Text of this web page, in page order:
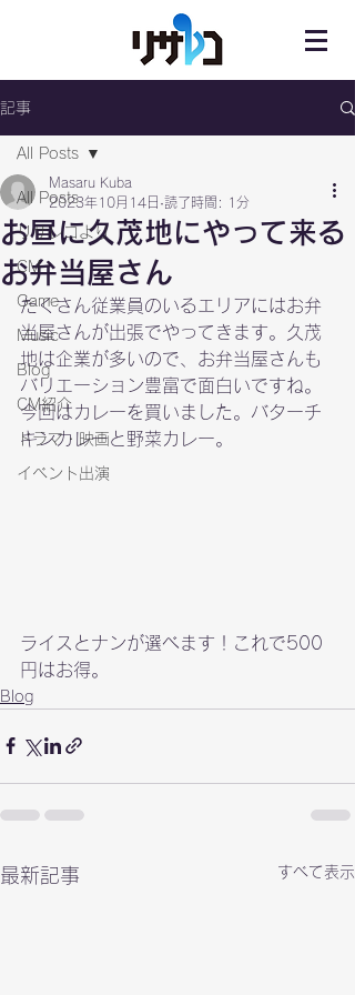
記事
All Posts
リサレコより
CM
Game
Music
Blog
CM紹介
ドラマ・映画
イベント出演
All Posts
お昼に久茂地にやって来る
お弁当屋さん
Masaru Kuba
2023年10月14日 読了時間: 1分
たくさん従業員のいるエリアにはお弁
当屋さんが出張でやってきます。久茂
地は企業が多いので、お弁当屋さんも
バリエーション豊富で面白いですね。
今回はカレーを買いました。バターチ
キンカレーと野菜カレー。
ライスとナンが選べます！これで500
円はお得。
Blog
最新記事 すべて表示